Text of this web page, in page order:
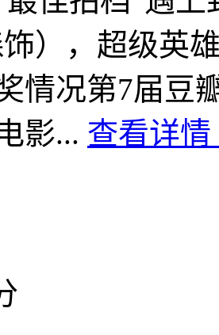
饰），超级英
情况第7届豆
影... 查看详情